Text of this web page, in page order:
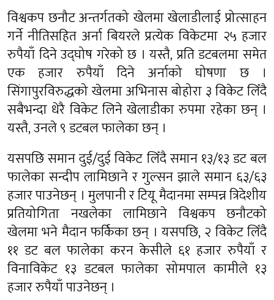
विश्वकप छनौट अन्तर्गतको खेलमा खेलाडीलाई प्रोत्साहन
गर्ने नीतिसहित अर्ना बियरले प्रत्येक विकेटमा २५ हजार
रुपैयाँ दिने उद्घोष गरेको छ । यस्तै, प्रति डटबलमा समेत
एक हजार रुपैयाँ दिने अर्नाको घोषणा छ ।
सिंगापुरविरुद्धको खेलमा अभिनास बोहोरा ३ विकेट लिँदै
सबैभन्दा धेरै विकेट लिने खेलाडीका रुपमा रहेका छन् ।
यस्तै, उनले ९ डटबल फालेका छन् ।
यसपछि समान दुई/दुई विकेट लिँदै समान १३/१३ डट बल
फालेका सन्दीप लामिछाने र गुल्सन झाले समान ६३/६३
हजार पाउनेछन् । मुलपानी र टियू मैदानमा सम्पन्न त्रिदेशीय
प्रतियोगिता नखलेका लामिछाने विश्वकप छनौटको
खेलमा भने मैदान फर्किका छन् । यसपछि, २ विकेट लिँदै
११ डट बल फालेका करन केसीले ६१ हजार रुपैयाँ र
विनाविकेट १३ डटबल फालेका सोमपाल कामीले १३
हजार रुपैयाँ पाउनेछन् ।